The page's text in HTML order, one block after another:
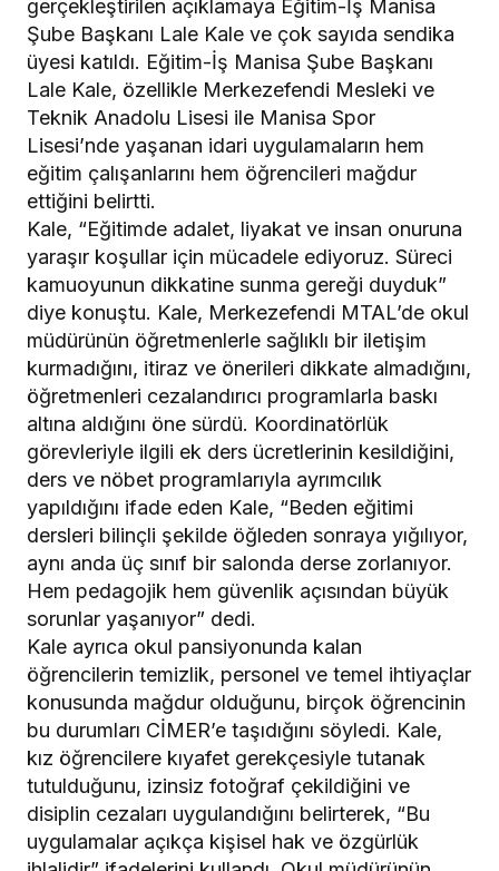
gerçekleştirilen açıklamaya Eğitim-İş Manisa
Şube Başkanı Lale Kale ve çok sayıda sendika
üyesi katıldı. Eğitim-İş Manisa Şube Başkanı
Lale Kale, özellikle Merkezefendi Mesleki ve
Teknik Anadolu Lisesi ile Manisa Spor
Lisesi’nde yaşanan idari uygulamaların hem
eğitim çalışanlarını hem öğrencileri mağdur
ettiğini belirtti.
Kale, “Eğitimde adalet, liyakat ve insan onuruna
yaraşır koşullar için mücadele ediyoruz. Süreci
kamuoyunun dikkatine sunma gereği duyduk”
diye konuştu. Kale, Merkezefendi MTAL’de okul
müdürünün öğretmenlerle sağlıklı bir iletişim
kurmadığını, itiraz ve önerileri dikkate almadığını,
öğretmenleri cezalandırıcı programlarla baskı
altına aldığını öne sürdü. Koordinatörlük
görevleriyle ilgili ek ders ücretlerinin kesildiğini,
ders ve nöbet programlarıyla ayrımcılık
yapıldığını ifade eden Kale, “Beden eğitimi
dersleri bilinçli şekilde öğleden sonraya yığılıyor,
aynı anda üç sınıf bir salonda derse zorlanıyor.
Hem pedagojik hem güvenlik açısından büyük
sorunlar yaşanıyor” dedi.
Kale ayrıca okul pansiyonunda kalan
öğrencilerin temizlik, personel ve temel ihtiyaçlar
konusunda mağdur olduğunu, birçok öğrencinin
bu durumları CİMER’e taşıdığını söyledi. Kale,
kız öğrencilere kıyafet gerekçesiyle tutanak
tutulduğunu, izinsiz fotoğraf çekildiğini ve
disiplin cezaları uygulandığını belirterek, “Bu
uygulamalar açıkça kişisel hak ve özgürlük